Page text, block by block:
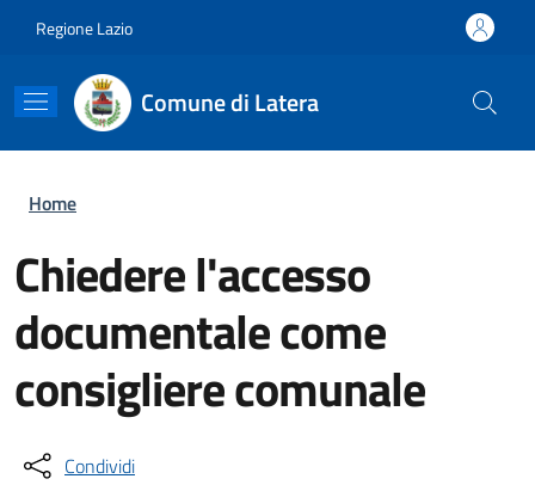
Regione Lazio
Comune di Latera
Briciole di pane
Home
Chiedere l'accesso
documentale come
consigliere comunale
Condividi